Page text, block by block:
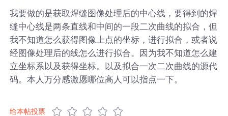
我要做的是获取焊缝图像处理后的中心线，要得到的焊
缝中心线是两条直线和中间的一段二次曲线的拟合，但
我不知道怎么获得图像上点的坐标，进行拟合，或者说
经图像处理后的线怎么进行拟合。因为我不知道怎么建
立坐标系以及获得坐标。以及拟合一次二次曲线的源代
码。本人万分感激愿哪位高人可以指点一下。
给本帖投票